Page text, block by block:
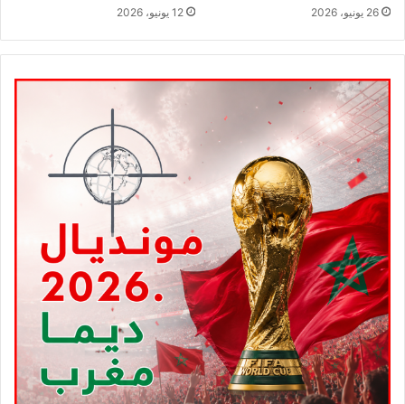
26 يونيو، 2026 12 يونيو، 2026